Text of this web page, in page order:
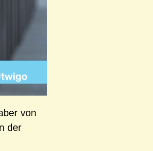
von
der